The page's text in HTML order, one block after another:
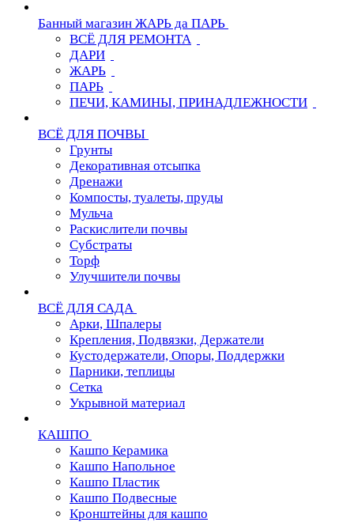
Банный магазин ЖАРЬ да ПАРЬ
ВСЁ ДЛЯ РЕМОНТА
ДАРИ
ЖАРЬ
ПАРЬ
ПЕЧИ, КАМИНЫ, ПРИНАДЛЕЖНОСТИ
ВСЁ ДЛЯ ПОЧВЫ
Грунты
Декоративная отсыпка
Дренажи
Компосты, туалеты, пруды
Мульча
Раскислители почвы
Субстраты
Торф
Улучшители почвы
ВСЁ ДЛЯ САДА
Арки, Шпалеры
Крепления, Подвязки, Держатели
Кустодержатели, Опоры, Поддержки
Парники, теплицы
Сетка
Укрывной материал
КАШПО
Кашпо Керамика
Кашпо Напольное
Кашпо Пластик
Кашпо Подвесные
Кронштейны для кашпо